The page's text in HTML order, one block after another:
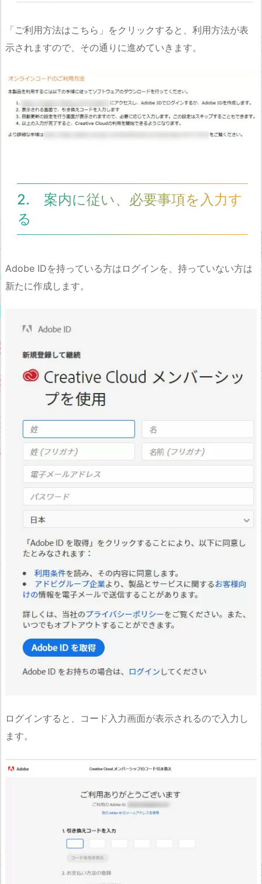
「ご利用方法はこちら」をクリックすると、利用方法が表
示されますので、その通りに進めていきます。
2. 案内に従い、必要事項を入力す
る
Adobe IDを持っている方はログインを、持っていない方は
新たに作成します。
ログインすると、コード入力画面が表示されるので入力し
ます。